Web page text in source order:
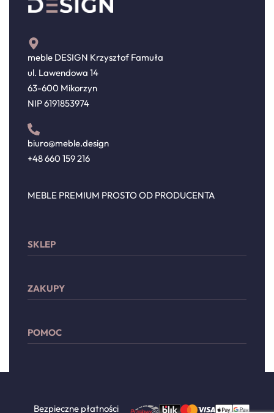
meble DESIGN Krzysztof Famuła
ul. Lawendowa 14
63-600 Mikorzyn
NIP 6191853974
biuro@meble.design
+48 660 159 216
MEBLE PREMIUM PROSTO OD PRODUCENTA
SKLEP
Meble wypoczynkowe
Drzwi
Dodatki
ZAKUPY
Lista życzeń
POMOC
Bezpieczne płatności